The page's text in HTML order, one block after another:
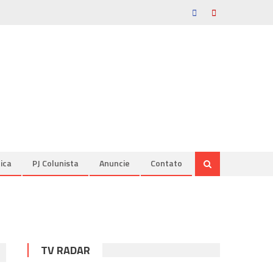
PJ Colunista Anuncie Contato
TV RADAR